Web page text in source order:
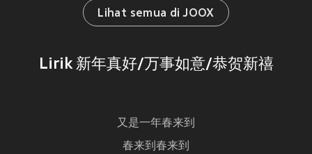
Lihat semua di JOOX
Lirik 新年真好/万事如意/恭贺新禧
又是一年春来到
春来到春来到